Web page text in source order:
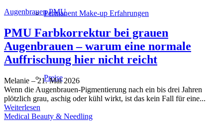
Permanent Make-up Erfahrungen
Preise
Augenbrauen PMU
PMU Farbkorrektur bei grauen
Augenbrauen – warum eine normale
Auffrischung hier nicht reicht
Melanie –21. Mai 2026
Wenn die Augenbrauen-Pigmentierung nach ein bis drei Jahren
plötzlich grau, aschig oder kühl wirkt, ist das kein Fall für eine...
Weiterlesen
Medical Beauty & Needling